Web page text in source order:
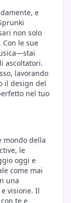
e
non solo
le sue
ascoltatori.
lavorando
il design del
nel tuo
mondo della
le
oggi e
come mai
una
visione. Il
te e